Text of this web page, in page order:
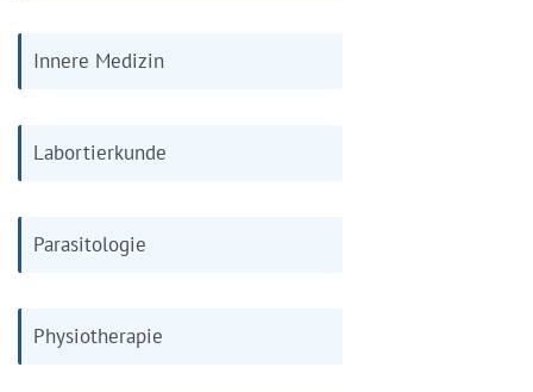
Innere Medizin
Labortierkunde
Parasitologie
Physiotherapie